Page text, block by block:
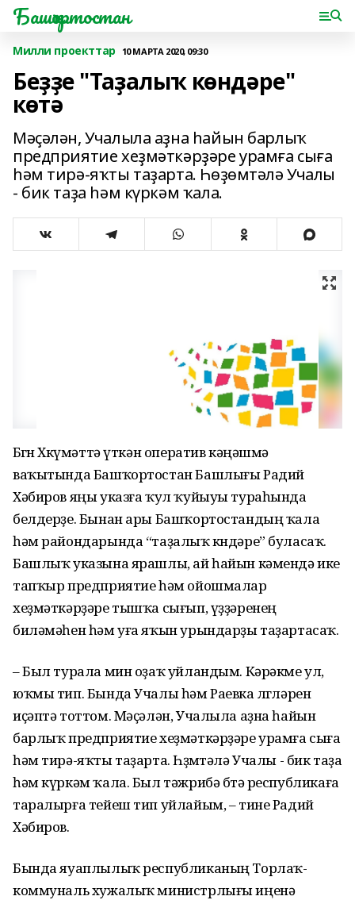
Башҡортостан
Милли проекттар 10 МАРТА 2020, 09:30
Беҙҙе "Таҙалыҡ көндәре"
көтә
Мәҫәлән, Учалыла аҙна һайын барлыҡ
предприятие хеҙмәткәрҙәре урамға сыға
һәм тирә-яҡты таҙарта. Һөҙөмтәлә Учалы
- бик таҙа һәм күркәм ҡала.
Бөгөн Хөкүмәттә үткән оператив кәңәшмә
ваҡытында Башҡортостан Башлығы Радий
Хәбиров яңы указға ҡул ҡуйыуы тураһында
белдерҙе. Бынан ары Башҡортостандың ҡала
һәм райондарында “таҙалыҡ көндәре” буласаҡ.
Башлыҡ указына ярашлы, ай һайын кәмендә ике
тапҡыр предприятие һәм ойошмалар
хеҙмәткәрҙәре тышҡа сығып, үҙҙәренең
биләмәһен һәм уға яҡын урындарҙы таҙартасаҡ.
– Был турала мин оҙаҡ уйландым. Кәрәкме ул,
юҡмы тип. Бында Учалы һәм Раевка өлгөләрен
иҫәптә тоттом. Мәҫәлән, Учалыла аҙна һайын
барлыҡ предприятие хеҙмәткәрҙәре урамға сыға
һәм тирә-яҡты таҙарта. Һөҙөмтәлә Учалы - бик таҙа
һәм күркәм ҡала. Был тәжрибә бөтә республикаға
таралырға тейеш тип уйлайым, – тине Радий
Хәбиров.
Бында яуаплылыҡ республиканың Торлаҡ-
коммуналь хужалыҡ министрлығы иңенә